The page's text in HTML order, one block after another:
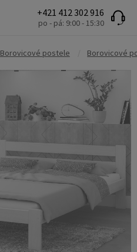
+421 412 302 916
po - pá: 9:00 - 15:30
Borovicové postele Borovicové